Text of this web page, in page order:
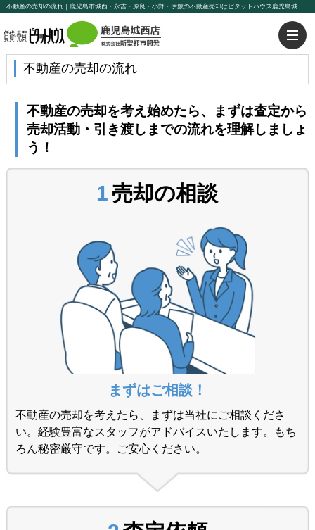
不動産の売却の流れ｜鹿児島市城西・永吉・原良・小野・伊敷の不動産売却はピタットハウス鹿児島城西店【株式会社新聖都市開発】